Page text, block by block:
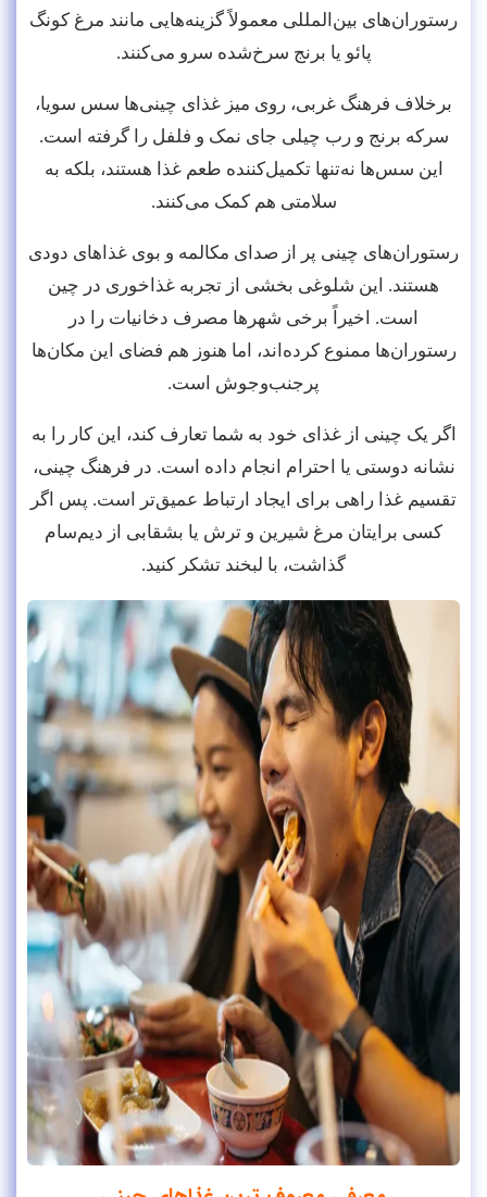
رستوران‌های بین‌المللی معمولاً گزینه‌هایی مانند مرغ کونگ
پائو یا برنج سرخ‌شده سرو می‌کنند.
برخلاف فرهنگ غربی، روی میز غذای چینی‌ها سس سویا،
سرکه برنج و رب چیلی جای نمک و فلفل را گرفته است.
این سس‌ها نه‌تنها تکمیل‌کننده طعم غذا هستند، بلکه به
سلامتی هم کمک می‌کنند.
رستوران‌های چینی پر از صدای مکالمه و بوی غذاهای دودی
هستند. این شلوغی بخشی از تجربه غذاخوری در چین
است. اخیراً برخی شهرها مصرف دخانیات را در
رستوران‌ها ممنوع کرده‌اند، اما هنوز هم فضای این مکان‌ها
پرجنب‌وجوش است.
اگر یک چینی از غذای خود به شما تعارف کند، این کار را به
نشانه دوستی یا احترام انجام داده است. در فرهنگ چینی،
تقسیم غذا راهی برای ایجاد ارتباط عمیق‌تر است. پس اگر
کسی برایتان مرغ شیرین و ترش یا بشقابی از دیم‌سام
گذاشت، با لبخند تشکر کنید.